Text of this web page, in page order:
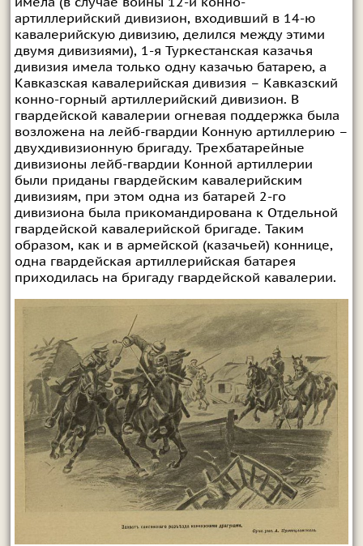
артиллерийский дивизион, входивший в 14-ю
кавалерийскую дивизию, делился между этими
двумя дивизиями), 1-я Туркестанская казачья
дивизия имела только одну казачью батарею, а
Кавказская кавалерийская дивизия – Кавказский
конно-горный артиллерийский дивизион. В
гвардейской кавалерии огневая поддержка была
возложена на лейб-гвардии Конную артиллерию –
двухдивизионную бригаду. Трехбатарейные
дивизионы лейб-гвардии Конной артиллерии
были приданы гвардейским кавалерийским
дивизиям, при этом одна из батарей 2-го
дивизиона была прикомандирована к Отдельной
гвардейской кавалерийской бригаде. Таким
образом, как и в армейской (казачьей) коннице,
одна гвардейская артиллерийская батарея
приходилась на бригаду гвардейской кавалерии.